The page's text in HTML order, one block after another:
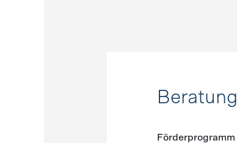
Beratung
Förderprogramm